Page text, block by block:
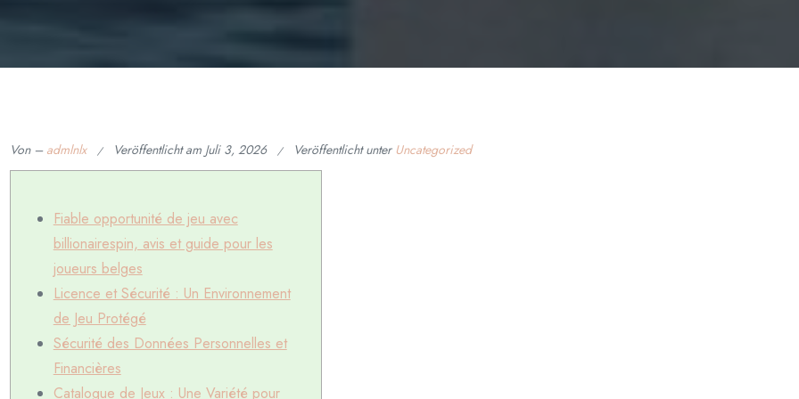
Von – admlnlx Veröffentlicht am Juli 3, 2026 Veröffentlicht unter Uncategorized
Fiable opportunité de jeu avec
billionairespin, avis et guide pour les
joueurs belges
Licence et Sécurité : Un Environnement
de Jeu Protégé
Sécurité des Données Personnelles et
Financières
Catalogue de Jeux : Une Variété pour